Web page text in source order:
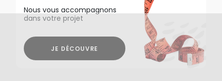
Nous vous accompagnons
dans votre projet
JE DÉCOUVRE